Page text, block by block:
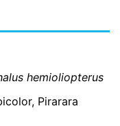
hemioliopterus
Pirarara